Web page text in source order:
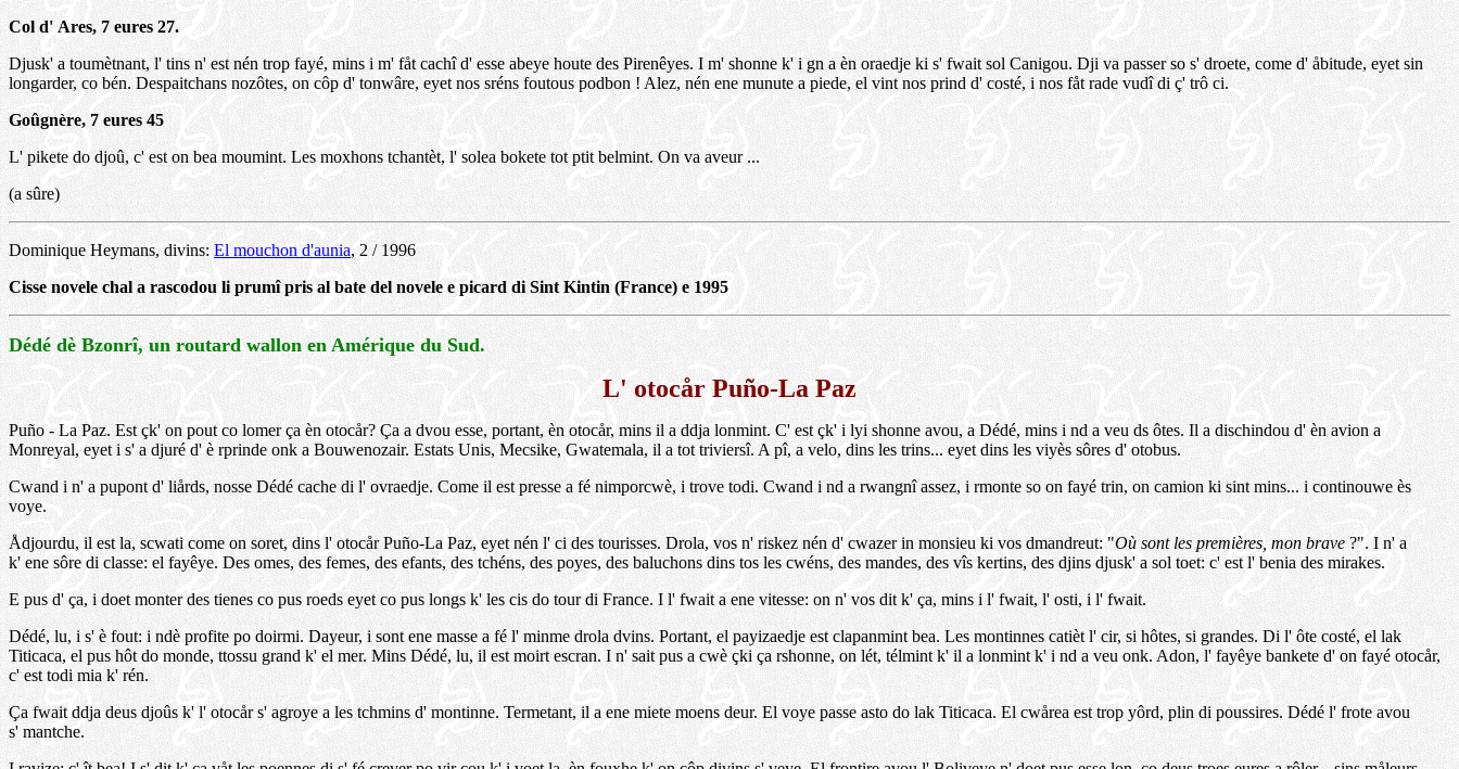
Col d' Ares, 7 eures 27.
Djusk' a toumètnant, l' tins n' est nén trop fayé, mins i m' fåt cachî d' esse abeye houte des Pirenêyes. I m' shonne k' i gn a èn oraedje ki s' fwait sol Canigou. Dji va passer so s' droete, come d' åbitude, eyet sin
longarder, co bén. Despaitchans nozôtes, on côp d' tonwâre, eyet nos sréns foutous podbon ! Alez, nén ene munute a piede, el vint nos prind d' costé, i nos fåt rade vudî di ç' trô ci.
Goûgnère, 7 eures 45
L' pikete do djoû, c' est on bea moumint. Les moxhons tchantèt, l' solea bokete tot ptit belmint. On va aveur ...
(a sûre)
Dominique Heymans, divins:El mouchon d'aunia, 2 / 1996
Cisse novele chal a rascodou li prumî pris al bate del novele e picard di Sint Kintin (France) e 1995
Dédé dè Bzonrî, un routard wallon en Amérique du Sud.
L' otocår Puño-La Paz
Puño - La Paz. Est çk' on pout co lomer ça èn otocår? Ça a dvou esse, portant, èn otocår, mins il a ddja lonmint. C' est çk' i lyi shonne avou, a Dédé, mins i nd a veu ds ôtes. Il a dischindou d' èn avion a
Monreyal, eyet i s' a djuré d' è rprinde onk a Bouwenozair. Estats Unis, Mecsike, Gwatemala, il a tot triviersî. A pî, a velo, dins les trins... eyet dins les viyès sôres d' otobus.
Cwand i n' a pupont d' liårds, nosse Dédé cache di l' ovraedje. Come il est presse a fé nimporcwè, i trove todi. Cwand i nd a rwangnî assez, i rmonte so on fayé trin, on camion ki sint mins... i continouwe ès
voye.
Ådjourdu, il est la, scwati come on soret, dins l' otocår Puño-La Paz, eyet nén l' ci des tourisses. Drola, vos n' riskez nén d' cwazer in monsieu ki vos dmandreut: "Où sont les premières, mon brave?". I n' a
k' ene sôre di classe: el fayêye. Des omes, des femes, des efants, des tchéns, des poyes, des baluchons dins tos les cwéns, des mandes, des vîs kertins, des djins djusk' a sol toet: c' est l' benia des mirakes.
E pus d' ça, i doet monter des tienes co pus roeds eyet co pus longs k' les cis do tour di France. I l' fwait a ene vitesse: on n' vos dit k' ça, mins i l' fwait, l' osti, i l' fwait.
Dédé, lu, i s' è fout: i ndè profite po doirmi. Dayeur, i sont ene masse a fé l' minme drola dvins. Portant, el payizaedje est clapanmint bea. Les montinnes catièt l' cir, si hôtes, si grandes. Di l' ôte costé, el lak
Titicaca, el pus hôt do monde, ttossu grand k' el mer. Mins Dédé, lu, il est moirt escran. I n' sait pus a cwè çki ça rshonne, on lét, télmint k' il a lonmint k' i nd a veu onk. Adon, l' fayêye bankete d' on fayé otocår,
c' est todi mia k' rén.
Ça fwait ddja deus djoûs k' l' otocår s' agroye a les tchmins d' montinne. Termetant, il a ene miete moens deur. El voye passe asto do lak Titicaca. El cwårea est trop yôrd, plin di poussires. Dédé l' frote avou
s' mantche.